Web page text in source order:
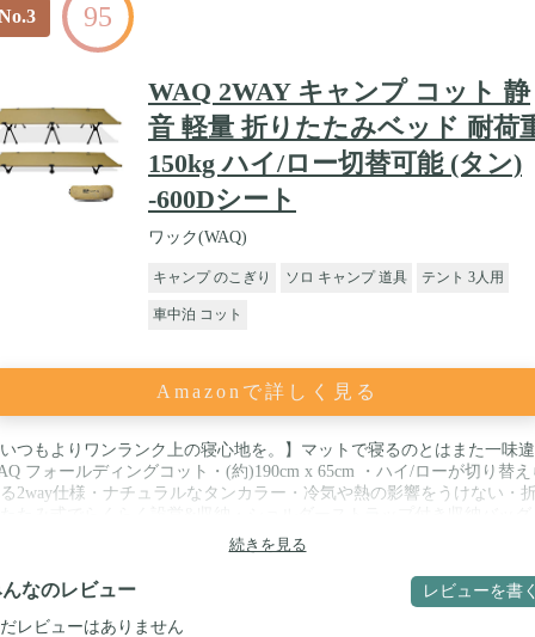
95
WAQ 2WAY キャンプ コット 静
音 軽量 折りたたみベッド 耐荷
150kg ハイ/ロー切替可能 (タン)
-600Dシート
ワック(WAQ)
キャンプ のこぎり ソロ キャンプ 道具 テント 3人用
車中泊 コット
Amazonで詳しく見る
いつもよりワンランク上の寝心地を。】マットで寝るのとはまた一味違
フォールディングコット・(約)190cm x 65cm ・ハイ/ローが切り替え
2way仕様・ナチュラルなタンカラー・冷気や熱の影響をうけない・折
アウトドアでまるでベッドのような寝心地を。】WAQ 2WAY フォールデ
ングコットは、地面から距離を取ることでフィールドのコンディション
右されず 600Dナイロン製のベッドシートが程よく沈み込むことで、キ
でのお昼寝や夜の睡眠を今以上に快適にします。 / 【地面の凸凹に左
れないコットスタイル】地面から距離をとることで、フィールドが芝生
続きを見る
なのレビュー レビューを書く
だレビューはありません